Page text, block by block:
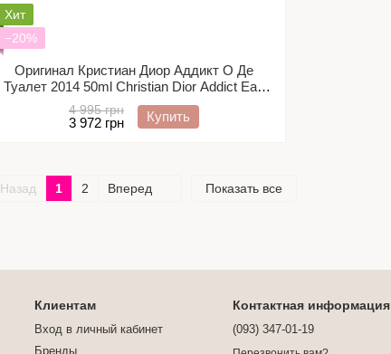
Хит
−20%
Оригинал Кристиан Диор Аддикт О Де
Туалет 2014 50ml Christian Dior Addict Eau
de Toilette
4 995 грн
3 972 грн Купить
Назад 1 2 Вперед Показать все
Клиентам
Вход в личный кабинет
Бренды
Контактная информация
(093) 347-01-19